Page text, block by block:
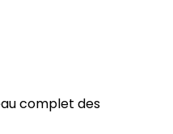
complet des